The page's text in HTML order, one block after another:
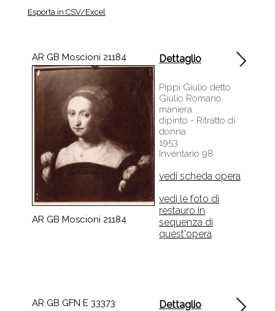
Esporta in CSV/Excel
AR GB Moscioni 21184
AR GB Moscioni 21184
Dettaglio
Pippi Giulio detto
Giulio Romano,
maniera
dipinto - Ritratto di
donna
1953
Inventario 98
vedi scheda opera
vedi le foto di
restauro in
sequenza di
quest'opera
AR GB GFN E 33373 Dettaglio